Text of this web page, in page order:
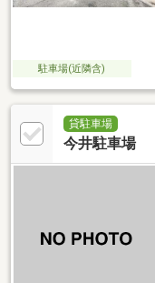
駐車場(近隣含)
貸駐車場
今井駐車場